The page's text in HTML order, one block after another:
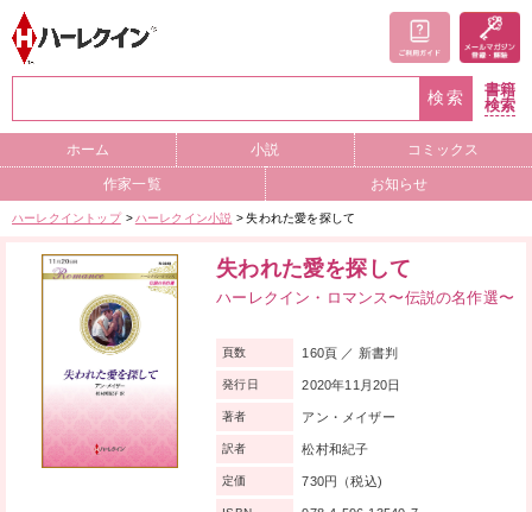
検索
書籍
検索
ホーム 小説 コミックス
作家一覧 お知らせ
ハーレクイントップ ハーレクイン小説 失われた愛を探して
失われた愛を探して
ハーレクイン・ロマンス〜伝説の名作選〜
頁数 160頁 ／ 新書判
発行日 2020年11月20日
著者 アン・メイザー
訳者 松村和紀子
定価 730円（税込)